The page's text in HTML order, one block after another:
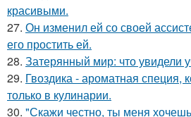
красивыми.
27. Он изменил ей со своей
его простить ей.
28. Затерянный мир: что увидели
29. Гвоздика - ароматная специя,
только в кулинарии.
30. "Скажи честно, ты меня